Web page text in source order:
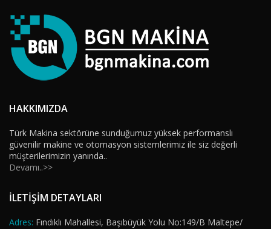
HAKKIMIZDA
Türk Makina sektörüne sunduğumuz yüksek performanslı
güvenilir makine ve otomasyon sistemlerimiz ile siz değerli
müşterilerimizin yanında..
Devamı..>>
İLETİŞİM DETAYLARI
Adres: Fındıklı Mahallesi, Başıbüyük Yolu No:149/B Maltepe/